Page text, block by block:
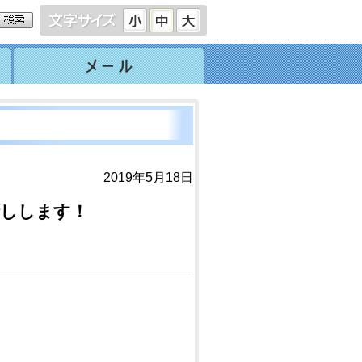
2019年5月18日
します！